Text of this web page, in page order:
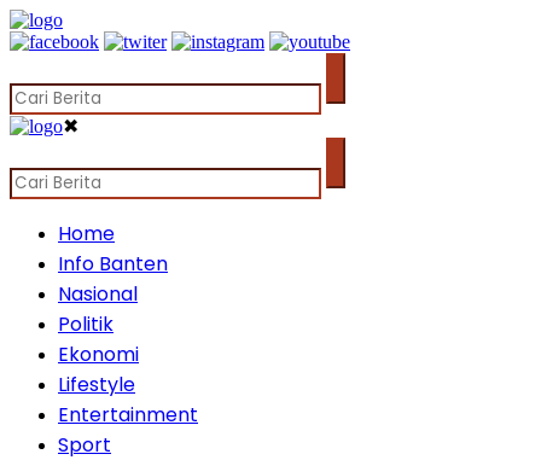
✖
Home
Info Banten
Nasional
Politik
Ekonomi
Lifestyle
Entertainment
Sport